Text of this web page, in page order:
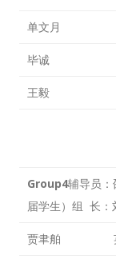
单文月
毕诚
王毅
Group4辅导员：
届学生）组 长：
贾聿舶